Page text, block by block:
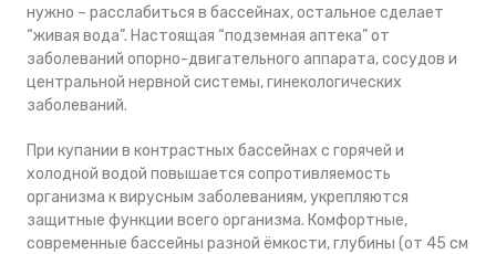
нужно – расслабиться в бассейнах, остальное сделает
“живая вода”. Настоящая “подземная аптека” от
заболеваний опорно-двигательного аппарата, сосудов и
центральной нервной системы, гинекологических
заболеваний.
При купании в контрастных бассейнах с горячей и
холодной водой повышается сопротивляемость
организма к вирусным заболеваниям, укрепляются
защитные функции всего организма. Комфортные,
современные бассейны разной ёмкости, глубины (от 45 см